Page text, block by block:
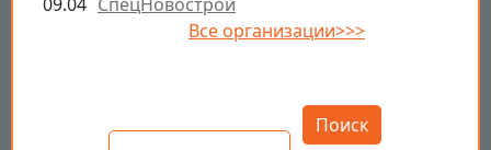
Все организации>>>